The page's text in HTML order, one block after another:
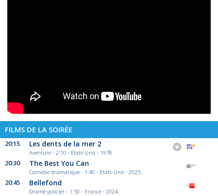
FILMS DE LA SOIRÉE
20:15 Les dents de la mer 2
Aventure - 2:10 - Etats-Unis - 1978
20:30 The Best You Can
Comédie dramatique - 1:40 - Etats-Unis - 2025
20:45 Bellefond
Drame policier - 1:50 - France - 2024